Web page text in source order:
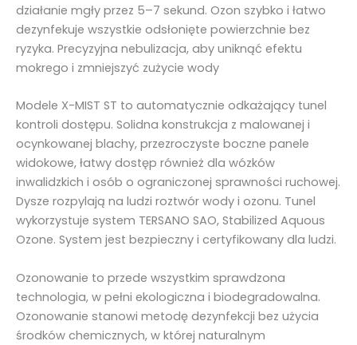
X
-
M
S
T
3
0
0
O
Z
działanie mgły przez 5–7 sekund. Ozon szybko i łatwo
dezynfekuje wszystkie odsłonięte powierzchnie bez
ryzyka. Precyzyjna nebulizacja, aby uniknąć efektu
mokrego i zmniejszyć zużycie wody
Modele X-MIST ST to automatycznie odkażający tunel
kontroli dostępu. Solidna konstrukcja z malowanej i
ocynkowanej blachy, przezroczyste boczne panele
widokowe, łatwy dostęp również dla wózków
inwalidzkich i osób o ograniczonej sprawności ruchowej.
Dysze rozpylają na ludzi roztwór wody i ozonu. Tunel
wykorzystuje system TERSANO SAO, Stabilized Aquous
Ozone. System jest bezpieczny i certyfikowany dla ludzi.
Ozonowanie to przede wszystkim sprawdzona
technologia, w pełni ekologiczna i biodegradowalna.
Ozonowanie stanowi metodę dezynfekcji bez użycia
środków chemicznych, w której naturalnym